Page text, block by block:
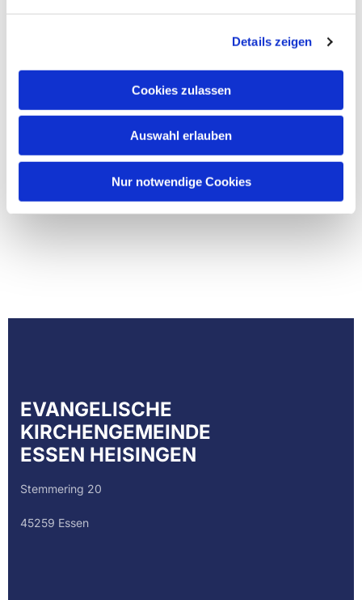
Details zeigen
Cookies zulassen
Auswahl erlauben
Nur notwendige Cookies
EVANGELISCHE
KIRCHENGEMEINDE
ESSEN HEISINGEN
Stemmering 20
45259 Essen